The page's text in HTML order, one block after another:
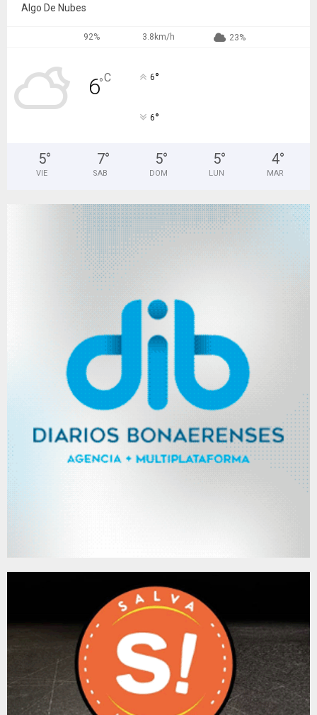
Algo De Nubes
92% 3.8km/h 23%
6°C 6°
6°
5°
VIE
7°
SAB
5°
DOM
5°
LUN
4°
MAR